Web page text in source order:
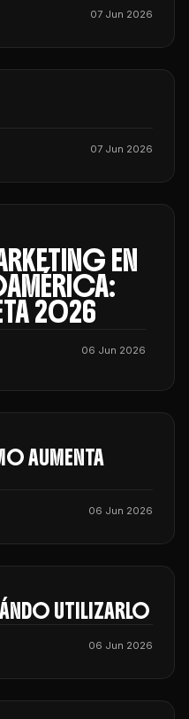
07 Jun 2026
07 Jun 2026
EN
2026
06 Jun 2026
AUMENTA
06 Jun 2026
UTILIZARLO
06 Jun 2026